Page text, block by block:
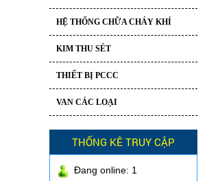
HỆ THỐNG CHỮA CHÁY KHÍ
KIM THU SÉT
THIẾT BỊ PCCC
VAN CÁC LOẠI
THỐNG KÊ TRUY CẬP
Đang online: 1